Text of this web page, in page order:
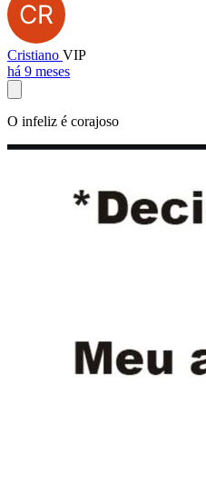
Cristiano VIP
há 9 meses
O infeliz é corajoso